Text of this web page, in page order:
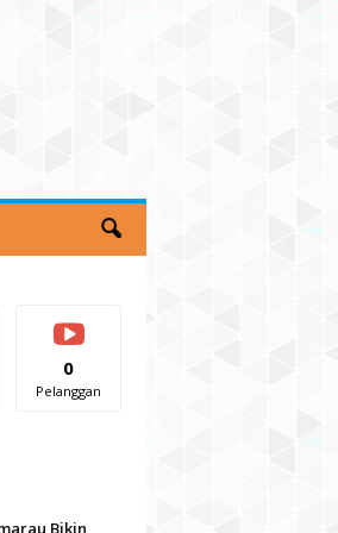
0
Pelanggan
Bikin